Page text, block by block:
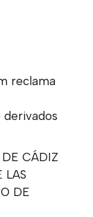
reclama
CÁDIZ
LAS
DE